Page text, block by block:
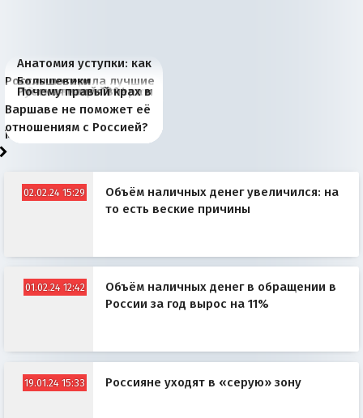
Анатомия уступки: как
Россия потеряла лучшие
рыбопромысловые
районы Баренцева
моря
Большевики
отличаются от «Яблока»
тем, что они -
победители
Киевская марионетка
Запада рассказала о
«переобувании» хозяев
В России назрели
перемены: 15 шагов к
суверенной экономике
Миграционный пожар
Европы
Россия начинает
сбрасывать балласт
Анкориджа
Россия зимой 1904
года: первые уступки во
внутренней политике
Русская нация вчера и
сегодня
Почему правый крах в
Варшаве не поможет её
отношениям с Россией?
02.02.24 15:29
Объём наличных денег увеличился: на
то есть веские причины
01.02.24 12:42
Объём наличных денег в обращении в
России за год вырос на 11%
19.01.24 15:33 Россияне уходят в «серую» зону